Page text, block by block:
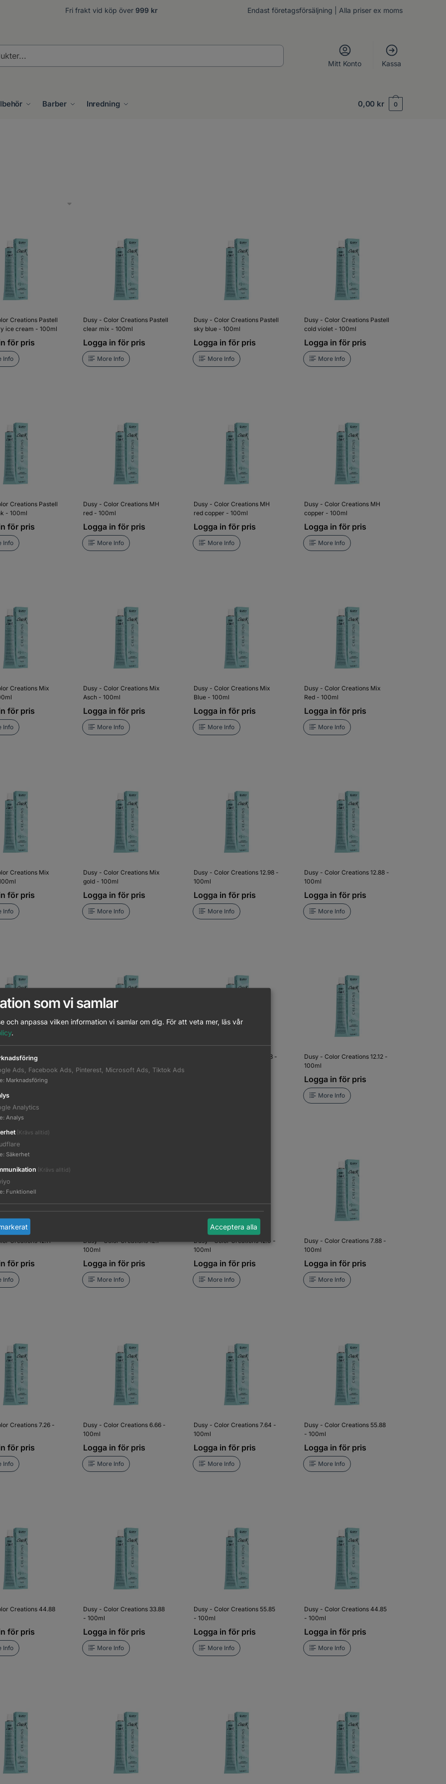
Fri frakt vid köp över 999 kr Endast företagsförsäljning | Alla priser ex moms
Mitt Konto Kassa
Barber Inredning 0,00 kr 0
Creations Pastell
ice cream - 100ml
för pris
Info
Dusy - Color Creations Pastell
clear mix - 100ml
Logga in för pris
More Info
Dusy - Color Creations Pastell
sky blue - 100ml
Logga in för pris
More Info
Dusy - Color Creations Pastell
cold violet - 100ml
Logga in för pris
More Info
Creations Pastell
- 100ml
för pris
Info
Dusy - Color Creations MH
red - 100ml
Logga in för pris
More Info
Dusy - Color Creations MH
red copper - 100ml
Logga in för pris
More Info
Dusy - Color Creations MH
copper - 100ml
Logga in för pris
More Info
Creations Mix
för pris
Info
Dusy - Color Creations Mix
Asch - 100ml
Logga in för pris
More Info
Dusy - Color Creations Mix
Blue - 100ml
Logga in för pris
More Info
Dusy - Color Creations Mix
Red - 100ml
Logga in för pris
More Info
Creations Mix
för pris
Info
Dusy - Color Creations Mix
gold - 100ml
Logga in för pris
More Info
Dusy - Color Creations 12.98 -
100ml
Logga in för pris
More Info
Dusy - Color Creations 12.88 -
100ml
Logga in för pris
More Info
Creations 12.29 -
för pris
Info
Dusy - Color Creations 12.18 -
Dusy - Color Creations 12.12 -
100ml
Logga in för pris
More Info
Creations 12.11 -
för pris
Info
Dusy - Color Creations 12.1 -
100ml
Logga in för pris
More Info
Dusy - Color Creations 12.0 -
100ml
Logga in för pris
More Info
Dusy - Color Creations 7.88 -
100ml
Logga in för pris
More Info
Creations 7.26 -
för pris
Info
Dusy - Color Creations 6.66 -
100ml
Logga in för pris
More Info
Dusy - Color Creations 7.64 -
100ml
Logga in för pris
More Info
Dusy - Color Creations 55.88
- 100ml
Logga in för pris
More Info
Creations 44.88
för pris
Info
Dusy - Color Creations 33.88
- 100ml
Logga in för pris
More Info
Dusy - Color Creations 55.85
- 100ml
Logga in för pris
More Info
Dusy - Color Creations 44.85
- 100ml
Logga in för pris
More Info
som vi samlar
och anpassa vilken information vi samlar om dig. För att veta mer, läs vår
.
Ads, Facebook Ads, Pinterest, Microsoft Ads, Tiktok Ads
: Marknadsföring
Analytics
: Analys
(Krävs alltid)
: Säkerhet
(Krävs alltid)
: Funktionell
Acceptera alla